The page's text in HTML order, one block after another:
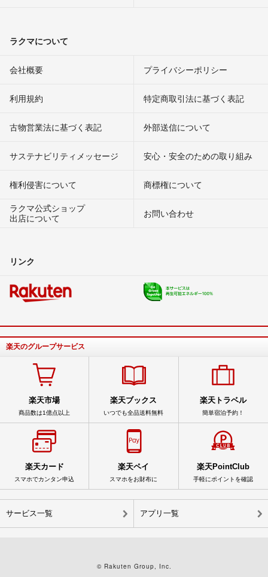
ラクマについて
会社概要 プライバシーポリシー
利用規約 特定商取引法に基づく表記
古物営業法に基づく表記 外部送信について
サステナビリティメッセージ 安心・安全のための取り組み
権利侵害について
商標権について
ラクマ公式ショップ
出店について
お問い合わせ
リンク
楽天のグループサービス
楽天市場
商品数は1億点以上
楽天ブックス
いつでも全品送料無料
楽天トラベル
簡単宿泊予約！
楽天カード
スマホでカンタン申込
楽天ペイ
スマホをお財布に
楽天PointClub
手軽にポイントを確認
サービス一覧 アプリ一覧
© Rakuten Group, Inc.